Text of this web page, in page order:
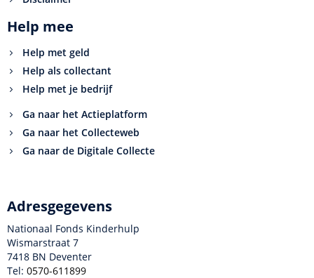
Help mee
Help met geld
Help als collectant
Help met je bedrijf
Ga naar het Actieplatform
Ga naar het Collecteweb
Ga naar de Digitale Collecte
Adresgegevens
Nationaal Fonds Kinderhulp
Wismarstraat 7
7418 BN Deventer
Tel: 0570-611899